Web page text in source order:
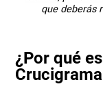
que deberás
¿Por qué